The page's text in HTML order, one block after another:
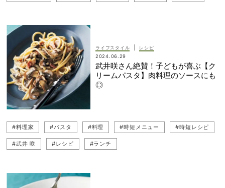
ライフスタイル
レシピ
2024.06.29
武井咲さん絶賛！子どもが喜ぶ【ク
リームパスタ】肉料理のソースにも
◎
#料理家 #パスタ #料理 #時短メニュー #時短レシピ
#武井 咲 #レシピ #ランチ